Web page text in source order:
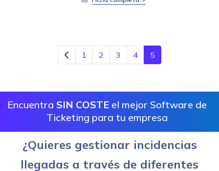
1 2 3 4 5
Encuentra SIN COSTE el mejor Software de
Ticketing para tu empresa
¿Quieres gestionar incidencias
llegadas a través de diferentes